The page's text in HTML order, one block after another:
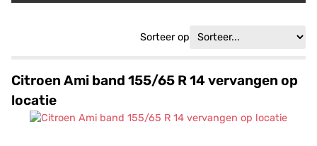
Sorteer op
Citroen Ami band 155/65 R 14 vervangen op
locatie